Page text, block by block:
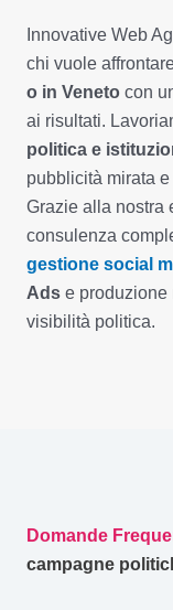
Innovative Web
chi vuole
o in Veneto con
ai risultati.
politica e
pubblicità mirata
Grazie alla nostra
consulenza
gestione social
Ads e produzione
visibilità politica.
Domande
campagne